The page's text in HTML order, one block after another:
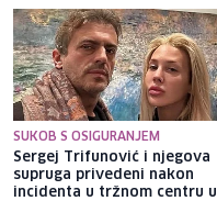
SUKOB S OSIGURANJEM
Sergej Trifunović i njegova
supruga privedeni nakon
incidenta u tržnom centru u